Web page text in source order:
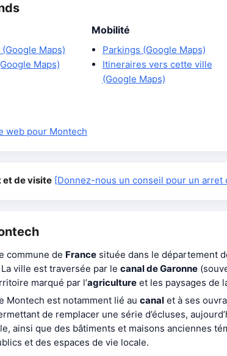
Maps)
Maps)
Mobilité
Parkings (Google Maps)
Itineraires vers cette ville
(Google Maps)
web pour Montech
et de visite [Donnez-nous un conseil pour un arret
commune de France située dans le département
La ville est traversée par le canal de Garonne
marqué par l’agriculture et les paysages de
Montech est notamment lié au canal et à ses
de remplacer une série d’écluses,
ainsi que des bâtiments et maisons anciennes
et des espaces de vie locale.